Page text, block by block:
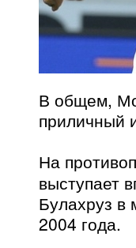
В общем,
приличный
На
выступает
Булахруз в
2004 года.